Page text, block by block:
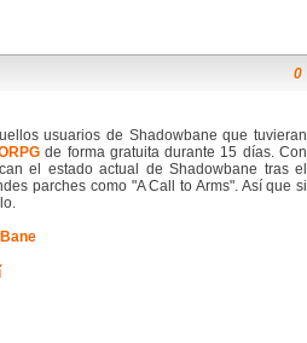
0
usuarios de Shadowbane que tuvieran
de forma gratuita durante 15 días. Con
el estado actual de Shadowbane tras el
parches como "A Call to Arms". Así que si